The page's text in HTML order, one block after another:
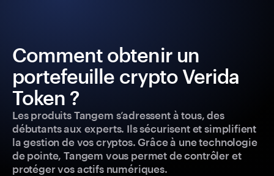
Comment obtenir un
portefeuille crypto Verida
Token ?
Les produits Tangem s’adressent à tous, des
débutants aux experts. Ils sécurisent et simplifient
la gestion de vos cryptos. Grâce à une technologie
de pointe, Tangem vous permet de contrôler et
protéger vos actifs numériques.